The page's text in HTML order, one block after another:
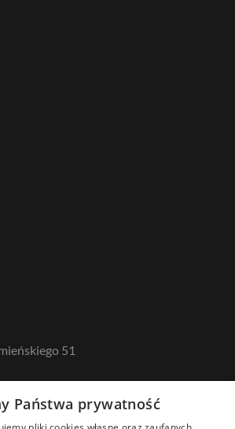
51
Państwa prywatność